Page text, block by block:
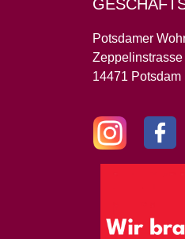
Potsdamer
Zeppelinstrasse
14471 Potsdam